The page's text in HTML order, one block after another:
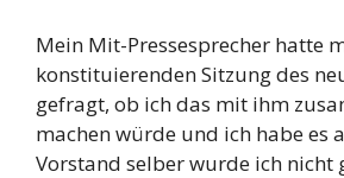
Mein Mit-Pressesprecher hatte
konstituierenden Sitzung des
gefragt, ob ich das mit ihm
machen würde und ich habe es
Vorstand selber wurde ich nicht